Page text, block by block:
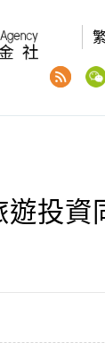
遊投資